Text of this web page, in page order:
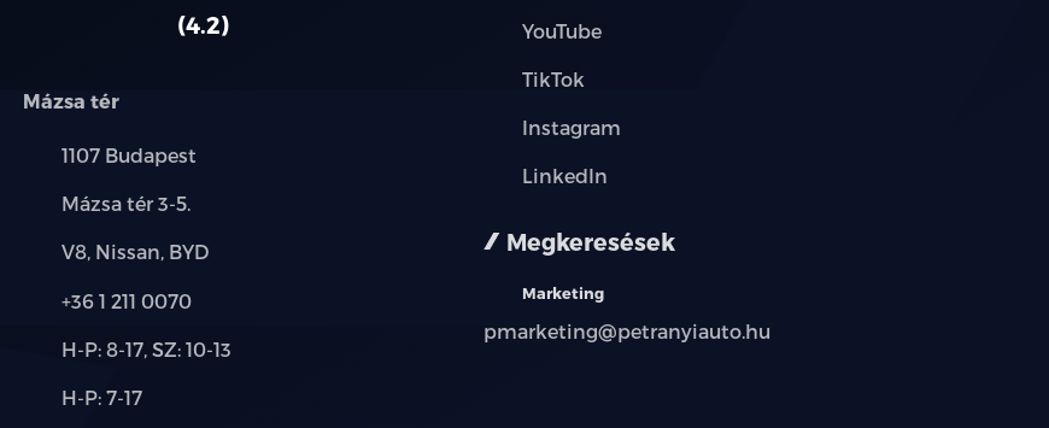
4.2
Mázsa tér
Település:
1107 Budapest
Cím:
Mázsa tér 3-5.
Márkák:
V8, Nissan, BYD
Telefon:
+36 1 211 0070
Új-
használt
H-P: 8-17, SZ: 10-13
Alkatrész,
H-P: 7-17
YouTube
TikTok
Instagram
LinkedIn
Megkeresések
Marketing
pmarketing@petranyiauto.hu